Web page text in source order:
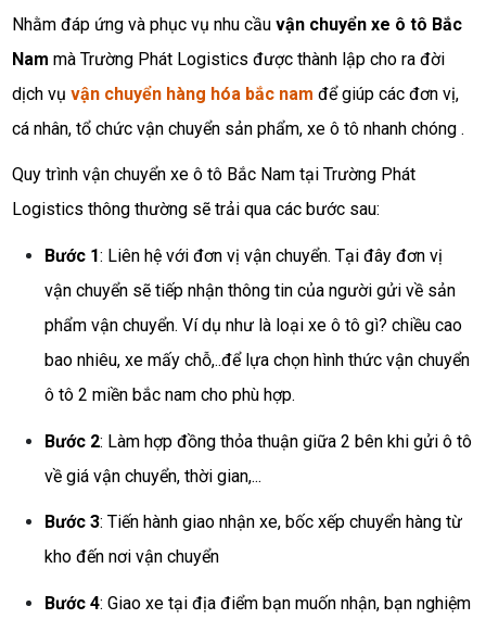
Nhằm đáp ứng và phục vụ nhu cầuvận chuyển xe ô tô Bắc
Nam màTrường Phát Logistics được thành lập cho ra đời
dịch vụ vận chuyển hàng hóa bắc nam để giúp các đơn vị,
cá nhân, tổ chức vận chuyển sản phẩm, xe ô tô nhanh chóng .
Quy trình vận chuyển xe ô tô Bắc Nam tạiTrường Phát
Logistics thông thường sẽ trải qua các bước sau:
Bước 1: Liên hệ với đơn vị vận chuyển. Tại đây đơn vị
vận chuyển sẽ tiếp nhận thông tin của người gửi về sản
phẩm vận chuyển. Ví dụ như là loại xe ô tô gì? chiều cao
bao nhiêu, xe mấy chỗ,..để lựa chọn hình thức vận chuyển
ô tô 2 miền bắc nam cho phù hợp.
Bước 2: Làm hợp đồng thỏa thuận giữa 2 bên khi gửi ô tô
về giá vận chuyển, thời gian,...
Bước 3: Tiến hành giao nhận xe, bốc xếp chuyển hàng từ
kho đến nơi vận chuyển
Bước 4: Giao xe tại địa điểm bạn muốn nhận, bạn nghiệm